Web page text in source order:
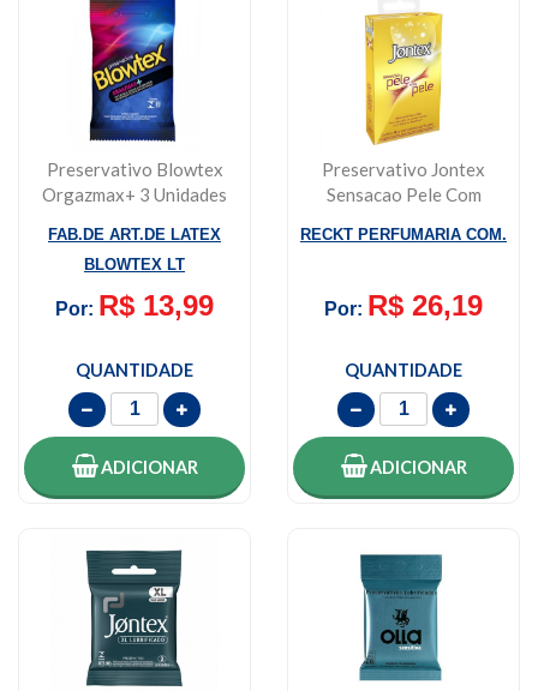
Preservativo Blowtex
Orgazmax+ 3 Unidades
FAB.DE ART.DE LATEX
BLOWTEX LT
Por: R$ 13,99
QUANTIDADE
ADICIONAR
Preservativo Jontex
Sensacao Pele Com
RECKT PERFUMARIA COM.
Por: R$ 26,19
QUANTIDADE
ADICIONAR